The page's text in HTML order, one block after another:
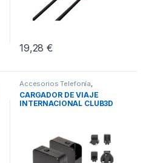
19,28€
Accesorios Telefonía,
Cargadores Smartphones
Movilidad
CARGADOR DE VIAJE
INTERNACIONAL CLUB3D